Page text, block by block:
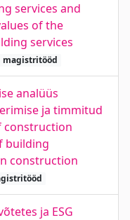
services and
of the
services
magistritööd
analüüs
ja timmitud
construction
building
construction
ja ESG